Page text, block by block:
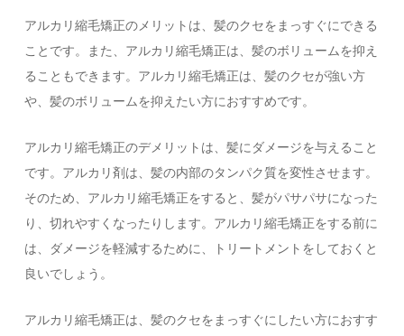
アルカリ縮毛矯正のメリットは、髪のクセをまっすぐにできる
ことです。また、アルカリ縮毛矯正は、髪のボリュームを抑え
ることもできます。アルカリ縮毛矯正は、髪のクセが強い方
や、髪のボリュームを抑えたい方におすすめです。
アルカリ縮毛矯正のデメリットは、髪にダメージを与えること
です。アルカリ剤は、髪の内部のタンパク質を変性させます。
そのため、アルカリ縮毛矯正をすると、髪がパサパサになった
り、切れやすくなったりします。アルカリ縮毛矯正をする前に
は、ダメージを軽減するために、トリートメントをしておくと
良いでしょう。
アルカリ縮毛矯正は、髪のクセをまっすぐにしたい方におすす